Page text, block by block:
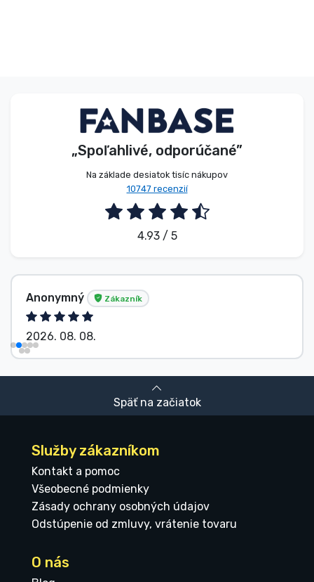
„Spoľahlivé, odporúčané”
Na základe desiatok tisíc nákupov
10747 recenzií
4.93 / 5
Anonymný Zákazník
2026. 08. 08.
Späť na začiatok
Služby zákazníkom
Kontakt a pomoc
Všeobecné podmienky
Zásady ochrany osobných údajov
Odstúpenie od zmluvy, vrátenie tovaru
O nás